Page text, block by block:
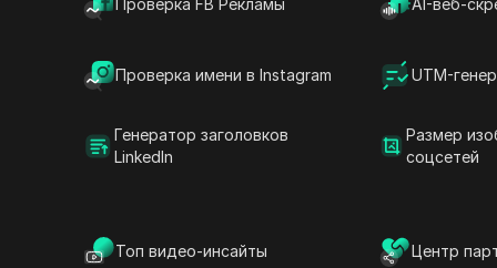
Проверка FB Рекламы AI-веб-
Проверка имени в Instagram UTM-
Генератор заголовков
LinkedIn
Размер
соцсетей
Топ видео-инсайты Центр
Blum Mining Airdrop
mining, некоторые люди получают собак,
из вас даже не получают собак. В чем
даже говорят, что нам нужны
то и это, чтобы получить собак в